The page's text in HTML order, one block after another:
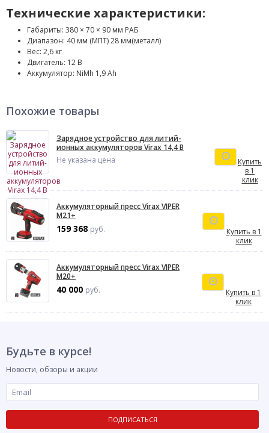
Технические характеристики:
Габариты: 380 × 70 × 90 мм РАБ
Диапазон: 40 мм (МПТ) 28 мм(металл)
Вес: 2,6 кг
Двигатель: 12 В
Аккумулятор: NiMh 1,9 Ah
Похожие товары
Зарядное устройство для литий-
ионных аккумуляторов Virax 14,4 В
Не указана цена
Купить
в 1
клик
Аккумуляторный пресс Virax VIPER
M21+
159 368 руб.
Купить в 1
клик
Аккумуляторный пресс Virax VIPER
M20+
40 000 руб.
Купить в 1
клик
Будьте в курсе!
Новости, обзоры и акции
ПОДПИСАТЬСЯ